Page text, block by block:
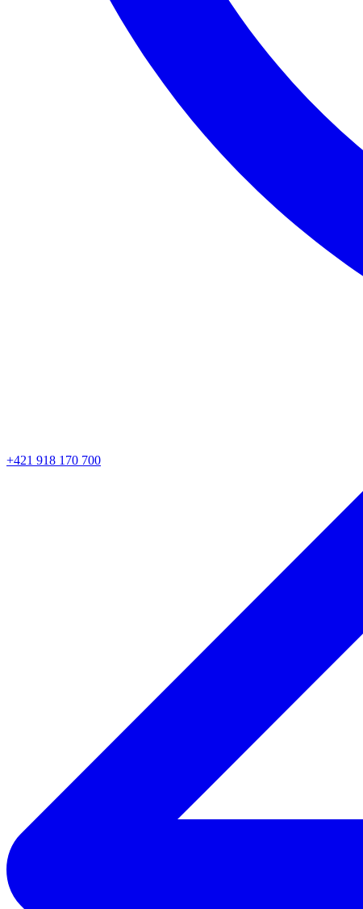
+421 918 170 700